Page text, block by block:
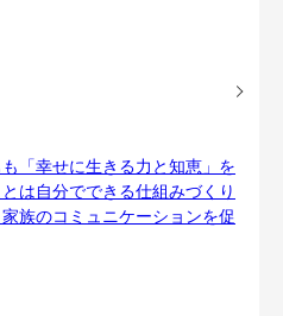
「幸せに生きる力と知恵」を
は自分でできる仕組みづくり
族のコミュニケーションを促